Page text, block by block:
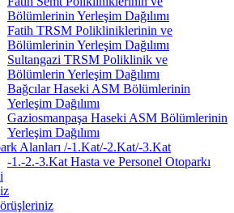
Bölümlerinin Yerleşim Dağılımı
Fatih TRSM Polikliniklerinin ve
Bölümlerinin Yerleşim Dağılımı
Sultangazi TRSM Poliklinik ve
Bölümlerin Yerleşim Dağılımı
Bağcılar Haseki ASM Bölümlerinin
Yerleşim Dağılımı
Gaziosmanpaşa Haseki ASM Bölümlerinin
Yerleşim Dağılımı
Alanları /-1.Kat/-2.Kat/-3.Kat
-1.-2.-3.Kat Hasta ve Personel Otoparkı